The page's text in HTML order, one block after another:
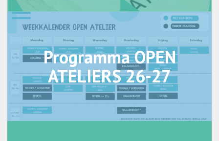
Programma OPEN
ATELIERS 26-27